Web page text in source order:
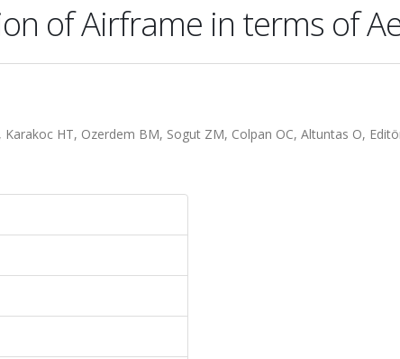
of Airframe in terms of
HT, Ozerdem BM, Sogut ZM, Colpan OC, Altuntas O,